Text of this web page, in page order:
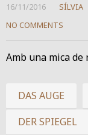
16/11/2016 SÍLVIA
NO COMMENTS
Amb una mica
DAS AUGE
DER SPIEGEL